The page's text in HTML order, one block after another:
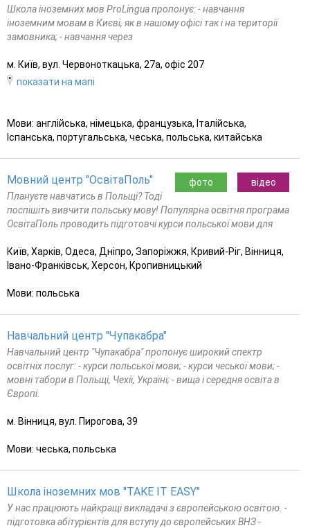
Школа іноземних мов ProLingua пропонує: - навчання
іноземним мовам в Києві, як в нашому офісі так і на території
замовника; - навчання через
м. Київ, вул. Червоноткацька, 27а, офіс 207
показати на мапі
Мови: англійська, німецька, французька, Італійська,
Іспанська, португальська, чеська, польська, китайська
відео
фото
Мовний центр "ОсвітаПоль"
Плануєте навчатись в Польщі? Тоді
поспішіть вивчити польську мову! Популярна освітня програма
ОсвітаПоль проводить підготовчі курси польської мови для
Київ, Харків, Одеса, Дніпро, Запоріжжя, Кривий-Ріг, Вінниця,
Івано-Франківськ, Херсон, Кропивницький
Мови: польська
Навчальний центр "Чупакабра"
Навчальний центр "Чупакабра" пропонує широкий спектр
освітніх послуг: - курси польської мови; - курси чеської мови; -
мовні табори в Польщі, Чехії, Україні; - вища і середня освіта в
Європі.
м. Вінниця, вул. Пирогова, 39
Мови: чеська, польська
Школа іноземних мов "TAKE IT EASY"
У нас працюють найкращі викладачі з європейською освітою. -
підготовка абітурієнтів для вступу до європейських ВНЗ -